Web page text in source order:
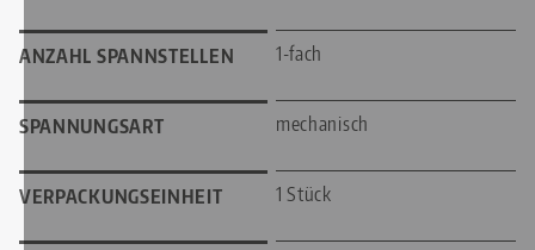
ANZAHL SPANNSTELLEN 1-fach
SPANNUNGSART mechanisch
VERPACKUNGSEINHEIT 1 Stück